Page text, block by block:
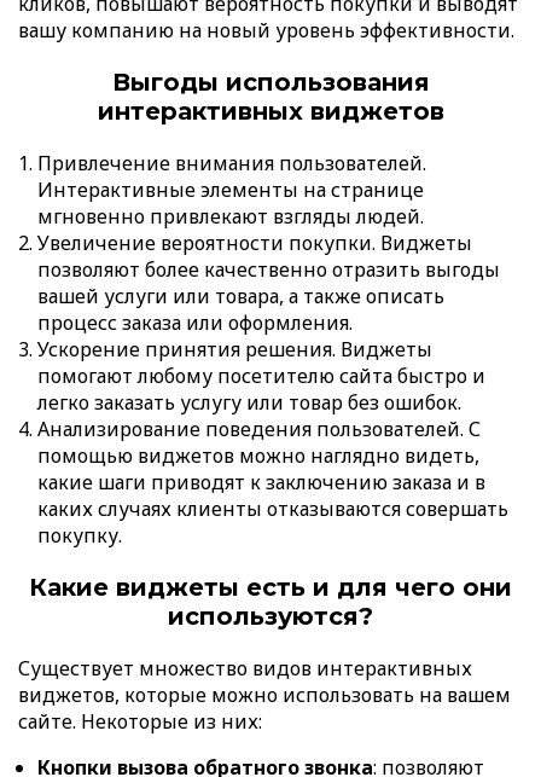
вашу компанию на новый уровень эффективности.
Выгоды использования
интерактивных виджетов
Привлечение внимания пользователей.
Интерактивные элементы на странице
мгновенно привлекают взгляды людей.
Увеличение вероятности покупки. Виджеты
позволяют более качественно отразить выгоды
вашей услуги или товара, а также описать
процесс заказа или оформления.
Ускорение принятия решения. Виджеты
помогают любому посетителю сайта быстро и
легко заказать услугу или товар без ошибок.
Анализирование поведения пользователей. С
помощью виджетов можно наглядно видеть,
какие шаги приводят к заключению заказа и в
каких случаях клиенты отказываются совершать
покупку.
Какие виджеты есть и для чего они
используются?
Существует множество видов интерактивных
виджетов, которые можно использовать на вашем
сайте. Некоторые из них:
Кнопки вызова обратного звонка: позволяют